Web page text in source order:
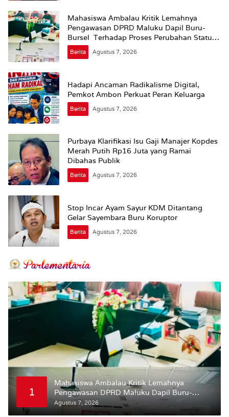
Mahasiswa Ambalau Kritik Lemahnya
Pengawasan DPRD Maluku Dapil Buru-
Bursel Terhadap Proses Perubahan Status
Jalan
Berita Agustus 7, 2026
Hadapi Ancaman Radikalisme Digital,
Pemkot Ambon Perkuat Peran Keluarga
Berita Agustus 7, 2026
Purbaya Klarifikasi Isu Gaji Manajer Kopdes
Merah Putih Rp16 Juta yang Ramai
Dibahas Publik
Berita Agustus 7, 2026
Stop Incar Ayam Sayur KDM Ditantang
Gelar Sayembara Buru Koruptor
Berita Agustus 7, 2026
1
Mahasiswa Ambalau Kritik Lemahnya
Pengawasan DPRD Maluku Dapil Buru-
Bursel Terhadap Proses Perubahan Status
Jalan
Agustus 7, 2026